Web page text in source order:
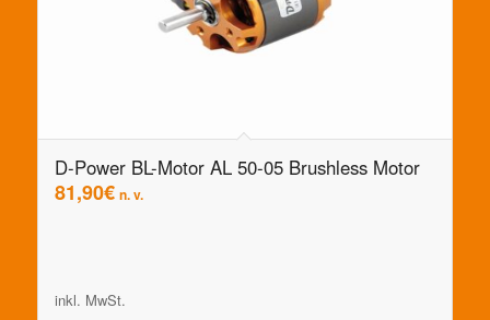
D-Power BL-Motor AL 50-05 Brushless Motor
81,90€ n. v.
inkl. MwSt.